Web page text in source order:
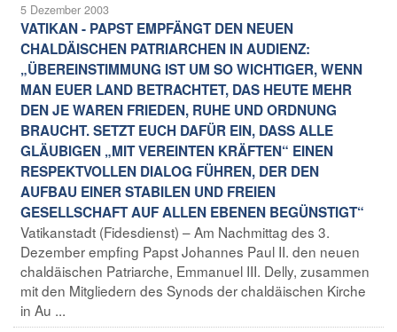
5 Dezember 2003
VATIKAN - PAPST EMPFÄNGT DEN NEUEN
CHALDÄISCHEN PATRIARCHEN IN AUDIENZ:
„ÜBEREINSTIMMUNG IST UM SO WICHTIGER, WENN
MAN EUER LAND BETRACHTET, DAS HEUTE MEHR
DEN JE WAREN FRIEDEN, RUHE UND ORDNUNG
BRAUCHT. SETZT EUCH DAFÜR EIN, DASS ALLE
GLÄUBIGEN „MIT VEREINTEN KRÄFTEN“ EINEN
RESPEKTVOLLEN DIALOG FÜHREN, DER DEN
AUFBAU EINER STABILEN UND FREIEN
GESELLSCHAFT AUF ALLEN EBENEN BEGÜNSTIGT“
Vatikanstadt (Fidesdienst) – Am Nachmittag des 3.
Dezember empfing Papst Johannes Paul II. den neuen
chaldäischen Patriarche, Emmanuel III. Delly, zusammen
mit den Mitgliedern des Synods der chaldäischen Kirche
in Au ...